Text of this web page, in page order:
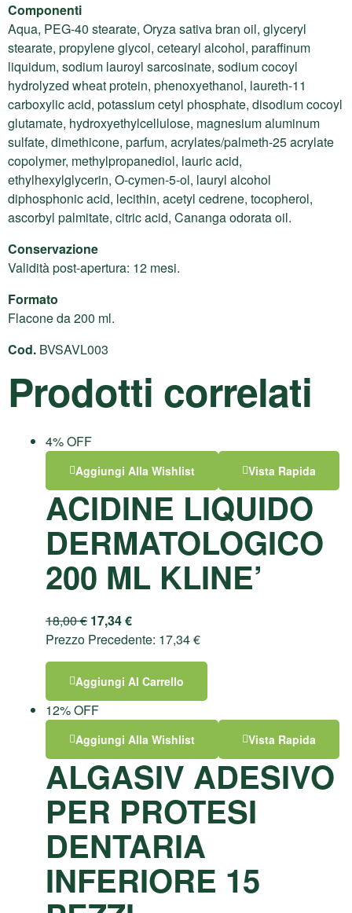
Componenti
Aqua, PEG-40 stearate, Oryza sativa bran oil, glyceryl
stearate, propylene glycol, cetearyl alcohol, paraffinum
liquidum, sodium lauroyl sarcosinate, sodium cocoyl
hydrolyzed wheat protein, phenoxyethanol, laureth-11
carboxylic acid, potassium cetyl phosphate, disodium cocoyl
glutamate, hydroxyethylcellulose, magnesium aluminum
sulfate, dimethicone, parfum, acrylates/palmeth-25 acrylate
copolymer, methylpropanediol, lauric acid,
ethylhexylglycerin, O-cymen-5-ol, lauryl alcohol
diphosphonic acid, lecithin, acetyl cedrene, tocopherol,
ascorbyl palmitate, citric acid, Cananga odorata oil.
Conservazione
Validità post-apertura: 12 mesi.
Formato
Flacone da 200 ml.
Cod. BVSAVL003
Prodotti correlati
4% OFF
Aggiungi Alla Wishlist Vista Rapida
ACIDINE LIQUIDO
DERMATOLOGICO
200 ML KLINE’
18,00€ 17,34€
Prezzo Precedente: 17,34€
Aggiungi Al Carrello
12% OFF
Aggiungi Alla Wishlist Vista Rapida
ALGASIV ADESIVO
PER PROTESI
DENTARIA
INFERIORE 15